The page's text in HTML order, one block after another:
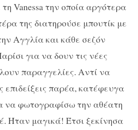
Vanessa την οποία αργότερα
της διατηρούσε μπουτίκ με
Αγγλία και κάθε σεζόν
για να δουν τις νέες
παραγγελίες. Αντί να
επιδείξεις παρέα, κατέφευγα
να φωτογραφίσω την αθέατη
Ήταν μαγικά! Έτσι ξεκίνησα